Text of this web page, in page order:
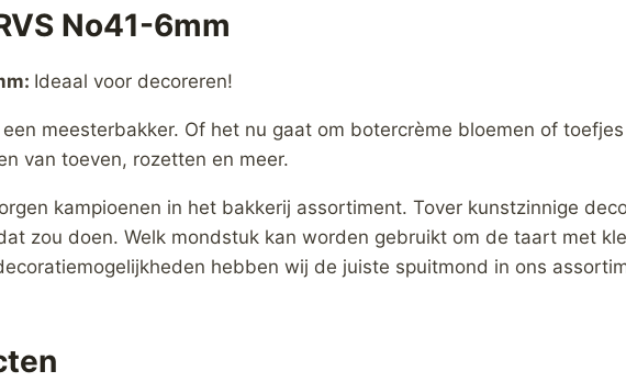
No41-6mm
Ideaal voor decoreren!
meesterbakker. Of het nu gaat om botercrème bloemen of
van toeven, rozetten en meer.
kampioenen in het bakkerij assortiment. Tover kunstzinnige
zou doen. Welk mondstuk kan worden gebruikt om de taart met
hebben wij de juiste spuitmond in ons